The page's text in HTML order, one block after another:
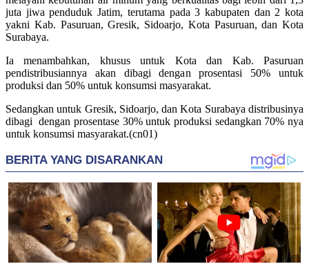
juta jiwa penduduk Jatim, terutama pada 3 kabupaten dan 2 kota
yakni Kab. Pasuruan, Gresik, Sidoarjo, Kota Pasuruan, dan Kota
Surabaya.
Ia menambahkan, khusus untuk Kota dan Kab. Pasuruan
pendistribusiannya akan dibagi dengan prosentasi 50% untuk
produksi dan 50% untuk konsumsi masyarakat.
Sedangkan untuk Gresik, Sidoarjo, dan Kota Surabaya distribusinya
dibagi dengan prosentase 30% untuk produksi sedangkan 70% nya
untuk konsumsi masyarakat.(cn01)